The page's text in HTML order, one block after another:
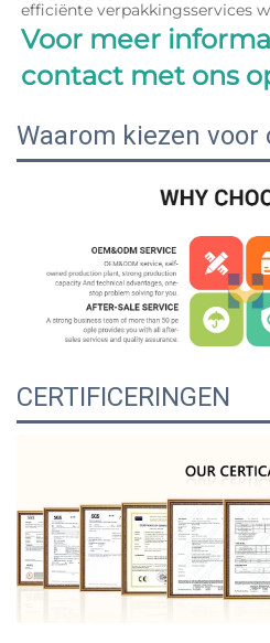
Voor meer
contact met ons
Waarom kiezen voor
CERTIFICERINGEN